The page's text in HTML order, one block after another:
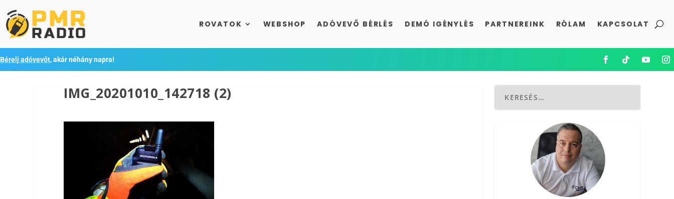
ROVATOK WEBSHOP ADÓVEVŐ BÉRLÉS DEMÓ IGÉNYLÉS PARTNEREINK RÓLAM KAPCSOLAT
Bérelj adóvevőt, akár néhány napra!
IMG_20201010_142718 (2)